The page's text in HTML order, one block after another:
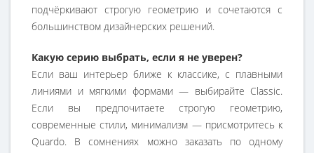
подчёркивают строгую геометрию и сочетаются с
большинством дизайнерских решений.
Какую серию выбрать, если я не уверен?
Если ваш интерьер ближе к классике, с плавными
линиями и мягкими формами — выбирайте Classic.
Если вы предпочитаете строгую геометрию,
современные стили, минимализм — присмотритесь к
Quardo. В сомнениях можно заказать по одному